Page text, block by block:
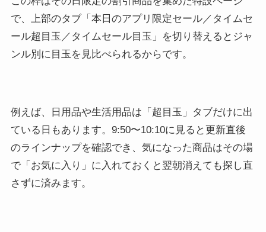
で、上部のタブ「本日のアプリ限定セール／タイムセ
ール超目玉／タイムセール目玉」を切り替えるとジャ
ンル別に目玉を見比べられるからです。
例えば、日用品や生活用品は「超目玉」タブだけに出
ている日もあります。9:50〜10:10に見ると更新直後
のラインナップを確認でき、気になった商品はその場
で「お気に入り」に入れておくと翌朝消えても探し直
さずに済みます。